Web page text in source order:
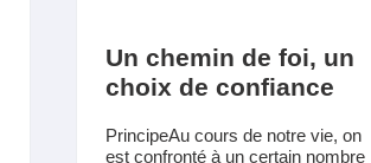
Un chemin de foi, un
choix de confiance
PrincipeAu cours de notre vie, on
est confronté à un certain nombre